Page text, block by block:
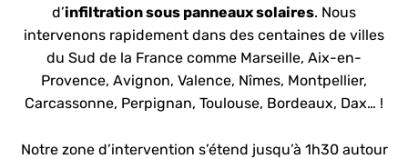
d’infiltration sous panneaux solaires. Nous
intervenons rapidement dans des centaines de villes
du Sud de la France comme Marseille, Aix-en-
Provence, Avignon, Valence, Nîmes, Montpellier,
Carcassonne, Perpignan, Toulouse, Bordeaux, Dax… !
Notre zone d’intervention s’étend jusqu’à 1h30 autour